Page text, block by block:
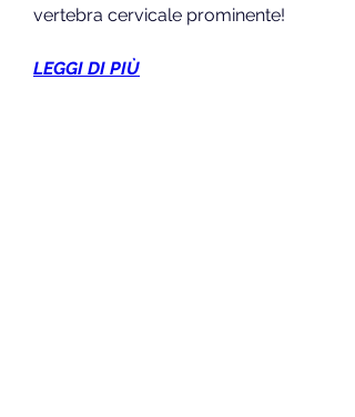
vertebra cervicale prominente!
LEGGI DI PIÙ